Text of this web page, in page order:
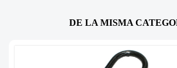
DE LA MISMA